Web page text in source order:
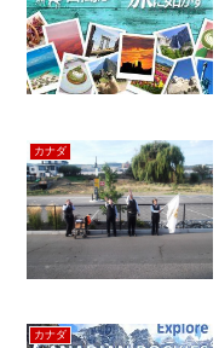
カナダ
カナダ